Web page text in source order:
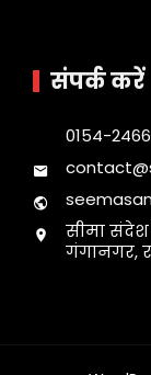
संपर्क करें
0154-
सीमा संदेश
गंगानगर,